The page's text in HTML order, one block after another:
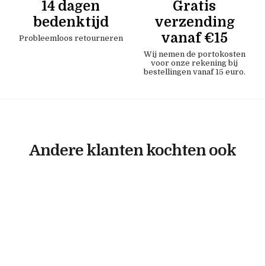
14 dagen
bedenktijd
Probleemloos retourneren
Gratis
verzending
vanaf €15
Wij nemen de portokosten
voor onze rekening bij
bestellingen vanaf 15 euro.
Andere klanten kochten ook